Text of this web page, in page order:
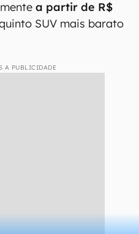
do Brasil em fevereiro de 2026